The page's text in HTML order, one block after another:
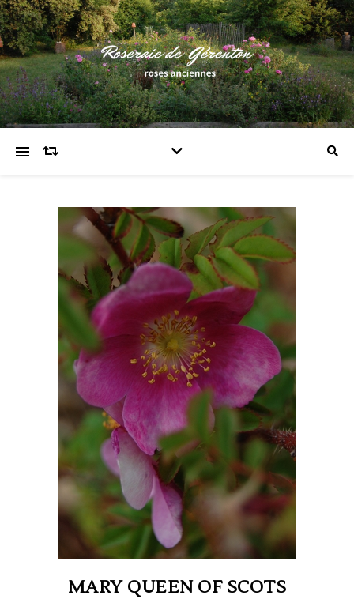
MARY QUEEN OF SCOTS